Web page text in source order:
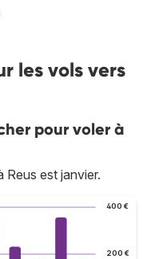
les vols vers
pour voler à
Reus est janvier.
200 €
400 €